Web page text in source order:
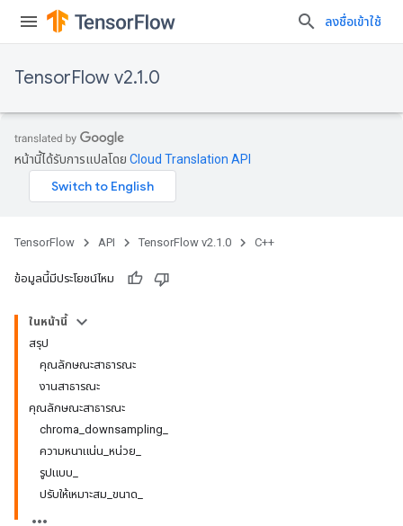
ลงชื่อเข้าใช้
TensorFlow v2.1.0
หน้านี้ได้รับการแปลโดย Cloud Translation API
TensorFlow API TensorFlow v2.1.0 C++
ข้อมูลนี้มีประโยชน์ไหม
ในหน้านี้
สรุป
คุณลักษณะสาธารณะ
งานสาธารณะ
คุณลักษณะสาธารณะ
chroma_downsampling_
ความหนาแน่น_หน่วย_
รูปแบบ_
ปรับให้เหมาะสม_ขนาด_